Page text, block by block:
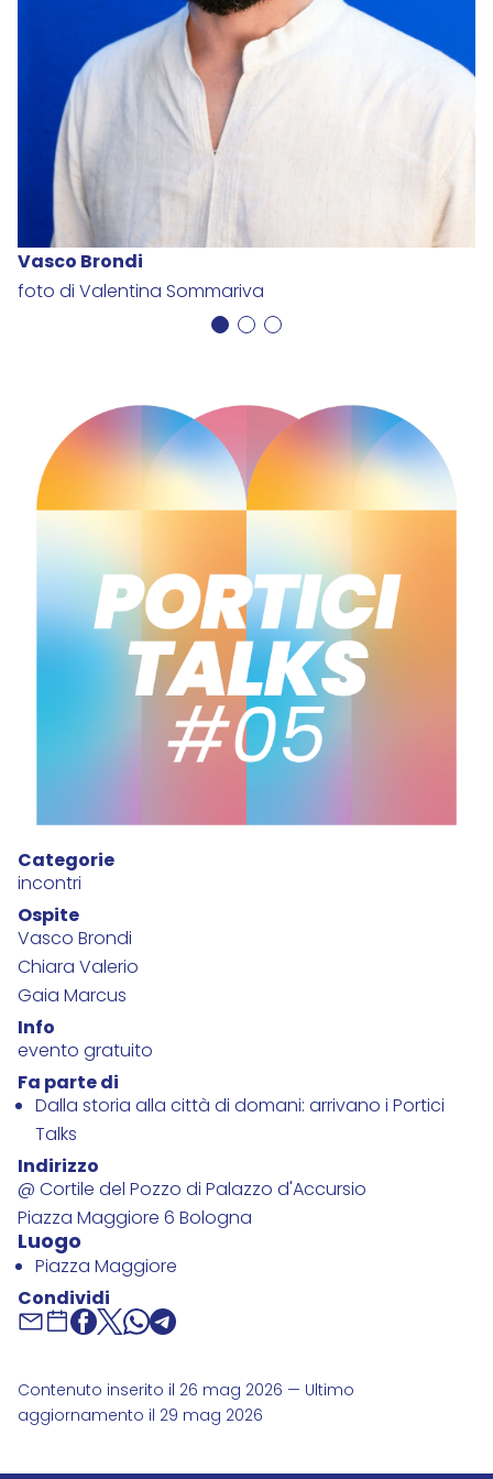
Vasco Brondi
foto di Valentina Sommariva
Categorie
incontri
Ospite
Vasco Brondi
Chiara Valerio
Gaia Marcus
Info
evento gratuito
Fa parte di
Dalla storia alla città di domani: arrivano i Portici
Talks
Indirizzo
@ Cortile del Pozzo di Palazzo d'Accursio
Piazza Maggiore 6 Bologna
Luogo
Piazza Maggiore
Condividi
Contenuto inserito il 26 mag 2026 — Ultimo
aggiornamento il 29 mag 2026